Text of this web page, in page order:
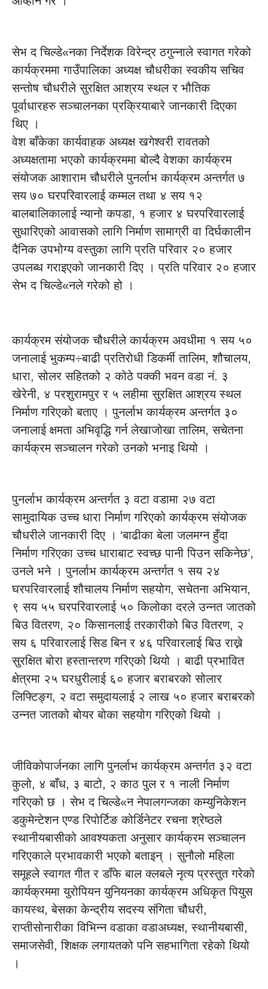
सेभ द चिल्डे«नका निर्देशक विरेन्द्र ठगुन्नाले स्वागत गरेको
कार्यक्रममा गाउँपालिका अध्यक्ष चौधरीका स्वकीय सचिव
सन्तोष चौधरीले सुरक्षित आश्रय स्थल र भौतिक
पूर्वाधारहरु सञ्चालनका प्रक्रियाबारे जानकारी दिएका
थिए ।
वेश बाँकेका कार्यवाहक अध्यक्ष खगेश्वरी रावतको
अध्यक्षतामा भएको कार्यक्रममा बोल्दै वेशका कार्यक्रम
संयोजक आशाराम चौधरीले पुनर्लाभ कार्यक्रम अन्तर्गत ७
सय ७० घरपरिवारलाई कम्मल तथा ४ सय १२
बालबालिकालाई न्यानो कपडा, १ हजार ४ घरपरिवारलाई
सुधारिएको आवासको लागि निर्माण सामाग्री वा दिर्घकालीन
दैनिक उपभोग्य वस्तुका लागि प्रति परिवार २० हजार
उपलब्ध गराइएको जानकारी दिए । प्रति परिवार २० हजार
सेभ द चिल्डे«नले गरेको हो ।
कार्यक्रम संयोजक चौधरीले कार्यक्रम अवधीमा १ सय ५०
जनालाई भुकम्प÷बाढी प्रतिरोधी डिकर्मी तालिम, शौचालय,
धारा, सोलर सहितको २ कोठे पक्की भवन वडा नं. ३
खेरेनी, ४ परशुरामपुर र ५ लहीमा सुरक्षित आश्रय स्थल
निर्माण गरिएको बताए । पुनर्लाभ कार्यक्रम अन्तर्गत ३०
जनालाई क्षमता अभिवृद्धि गर्न लेखाजोखा तालिम, सचेतना
कार्यक्रम सञ्चालन गरेको उनको भनाइ थियो ।
पुनर्लाभ कार्यक्रम अन्तर्गत ३ वटा वडामा २७ वटा
सामुदायिक उच्च धारा निर्माण गरिएको कार्यक्रम संयोजक
चौधरीले जानकारी दिए । ‘बाढीका बेला जलमग्न हुँदा
निर्माण गरिएका उच्च धाराबाट स्वच्छ पानी पिउन सकिनेछ’,
उनले भने । पुनर्लाभ कार्यक्रम अन्तर्गत १ सय २४
घरपरिवारलाई शौचालय निर्माण सहयोग, सचेतना अभियान,
९ सय ५५ घरपरिवारलाई ५० किलोका दरले उन्नत जातको
बिउ वितरण, २० किसानलाई तरकारीको बिउ वितरण, २
सय ६ परिवारलाई सिड बिन र ४६ परिवारलाई बिउ राख्ने
सुरक्षित बोरा हस्तान्तरण गरिएको थियो । बाढी प्रभावित
क्षेत्रमा २५ घरधुरीलाई ६० हजार बराबरको सोलार
लिफ्टिङ्ग, २ वटा समुदायलाई २ लाख ५० हजार बराबरको
उन्नत जातको बोयर बोका सहयोग गरिएको थियो ।
जीविकोपार्जनका लागि पुनर्लाभ कार्यक्रम अन्तर्गत ३२ वटा
कुलो, ४ बाँध, ३ बाटो, २ काठ पुल र १ नाली निर्माण
गरिएको छ । सेभ द चिल्डे«न नेपालगन्जका कम्युनिकेशन
डकुमेन्टेशन एण्ड रिपोर्टिङ कोर्डिनेटर रचना श्रेष्ठले
स्थानीयबासीको आवश्यकता अनुसार कार्यक्रम सञ्चालन
गरिएकाले प्रभावकारी भएको बताइन् । सुनौलो महिला
समूहले स्वागत गीत र डाँफे बाल क्लबले नृत्य प्रस्तुत गरेको
कार्यक्रममा युरोपियन युनियनका कार्यक्रम अधिकृत पियुस
कायस्थ, बेसका केन्द्रीय सदस्य संगिता चौधरी,
राप्तीसोनारीका विभिन्न वडाका वडाअध्यक्ष, स्थानीयबासी,
समाजसेवी, शिक्षक लगायतको पनि सहभागिता रहेको थियो
।